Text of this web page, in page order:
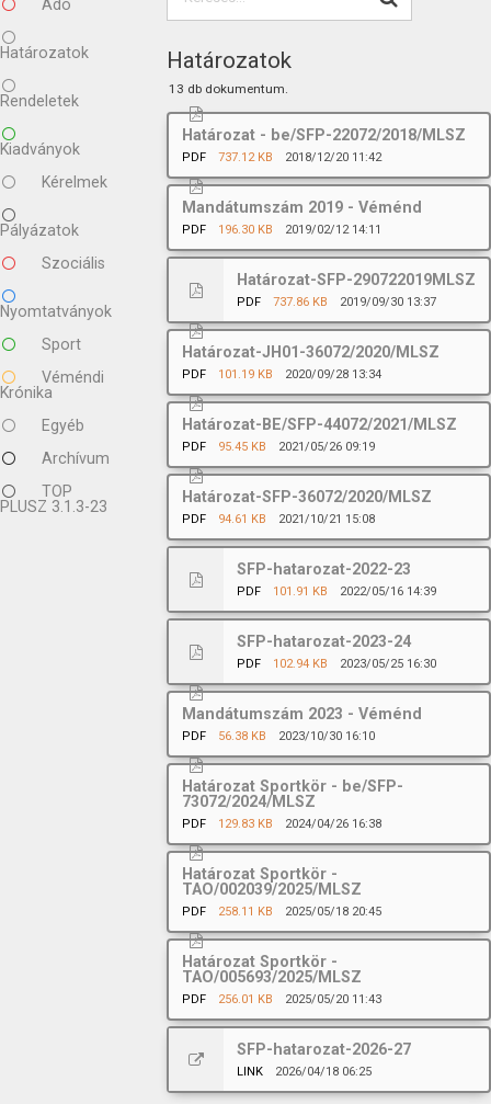
Adó
Határozatok
Rendeletek
Kiadványok
Kérelmek
Pályázatok
Szociális
Nyomtatványok
Sport
Véméndi
Krónika
Egyéb
Archívum
TOP
PLUSZ 3.1.3-23
Határozatok
13 db dokumentum.
Határozat - be/SFP-22072/2018/MLSZ
PDF 737.12 KB 2018/12/20 11:42
Mandátumszám 2019 - Véménd
PDF 196.30 KB 2019/02/12 14:11
Határozat-SFP-290722019MLSZ
PDF 737.86 KB 2019/09/30 13:37
Határozat-JH01-36072/2020/MLSZ
PDF 101.19 KB 2020/09/28 13:34
Határozat-BE/SFP-44072/2021/MLSZ
PDF 95.45 KB 2021/05/26 09:19
Határozat-SFP-36072/2020/MLSZ
PDF 94.61 KB 2021/10/21 15:08
SFP-hatarozat-2022-23
PDF 101.91 KB 2022/05/16 14:39
SFP-hatarozat-2023-24
PDF 102.94 KB 2023/05/25 16:30
Mandátumszám 2023 - Véménd
PDF 56.38 KB 2023/10/30 16:10
Határozat Sportkör - be/SFP-
73072/2024/MLSZ
PDF 129.83 KB 2024/04/26 16:38
Határozat Sportkör -
TAO/002039/2025/MLSZ
PDF 258.11 KB 2025/05/18 20:45
Határozat Sportkör -
TAO/005693/2025/MLSZ
PDF 256.01 KB 2025/05/20 11:43
SFP-hatarozat-2026-27
LINK 2026/04/18 06:25